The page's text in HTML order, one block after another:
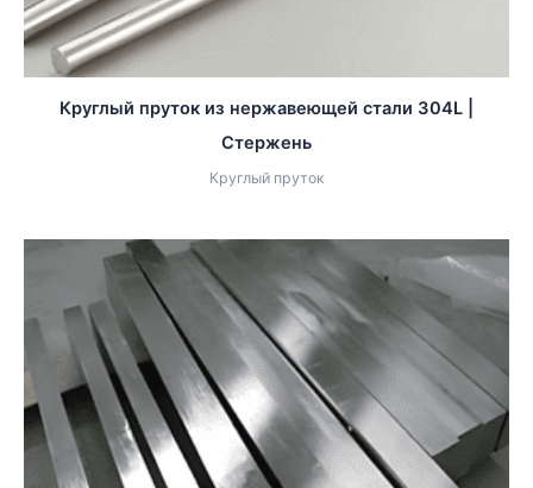
Круглый пруток из нержавеющей стали 304L |
Стержень
Круглый пруток